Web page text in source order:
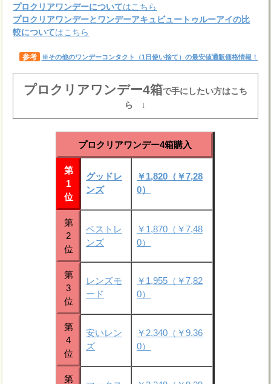
プロクリアワンデーについてはこちら
プロクリアワンデーとワンデーアキュビュートゥルーアイの比
較についてはこちら
参考 ※その他のワンデーコンタクト（1日使い捨て）の最安値通販価格情報！
プロクリアワンデー4箱で手にしたい方はこち
ら ↓
プロクリアワンデー4箱購入
第
1
位
グッドレ
ンズ
￥1,820（￥7,28
0）
第
2
位
ベストレ
ンズ
￥1,870（￥7,48
0）
第
3
位
レンズモ
ード
￥1,955（￥7,82
0）
第
4
位
安いレン
ズ
￥2,340（￥9,36
0）
第